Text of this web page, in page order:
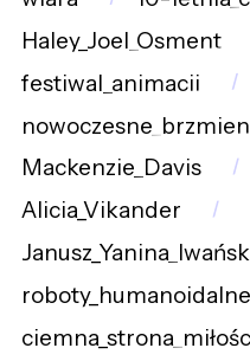
Haley_Joel_Osment
festiwal_animacji
Mackenzie_Davis
Alicia_Vikander
roboty_humanoidalne